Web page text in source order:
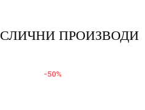
СЛИЧНИ ПРОИЗВОДИ
-50%